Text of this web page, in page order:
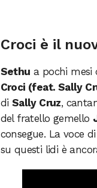
Croci è il
Sethu a pochi mesi
Croci (feat. Sally
di Sally Cruz,
del fratello gemello
consegue. La voce
su questi lidi è